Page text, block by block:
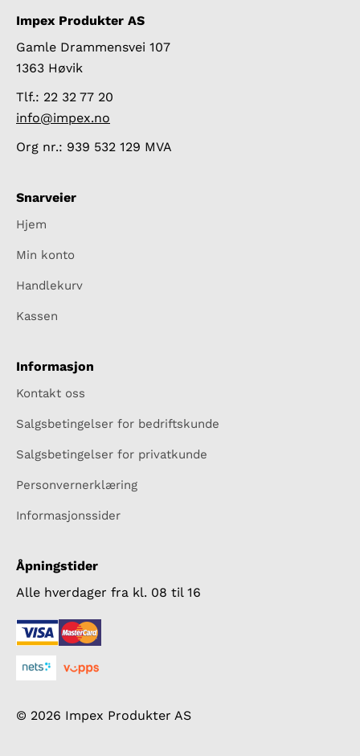
Impex Produkter AS
Gamle Drammensvei 107
1363 Høvik
Tlf.: 22 32 77 20
info@impex.no
Org nr.: 939 532 129 MVA
Snarveier
Hjem
Min konto
Handlekurv
Kassen
Informasjon
Kontakt oss
Salgsbetingelser for bedriftskunde
Salgsbetingelser for privatkunde
Personvernerklæring
Informasjonssider
Åpningstider
Alle hverdager fra kl. 08 til 16
© 2026 Impex Produkter AS